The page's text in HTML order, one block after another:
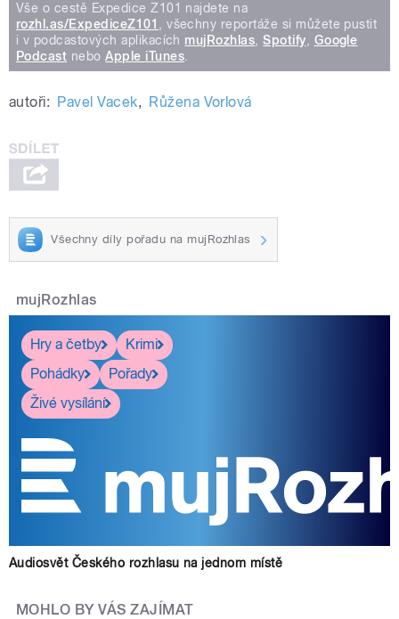
Vše o cestě Expedice Z101 najdete na
rozhl.as/ExpediceZ101
, všechny reportáže si můžete pustit
i v podcastových aplikacích mujRozhlas ,Spotify
Google
Podcast neboApple iTunes
autoři: Pavel Vacek, Růžena Vorlová
Všechny díly pořadu na mujRozhlas
mujRozhlas
Hry a četby
Krimi
Pohádky
Pořady
Živé vysílání
Audiosvět Českého rozhlasu na jednom místě
MOHLO BY VÁS ZAJÍMAT